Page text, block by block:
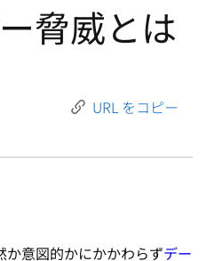
脅威とは
URL をコピー
か意図的かにかかわらずデー